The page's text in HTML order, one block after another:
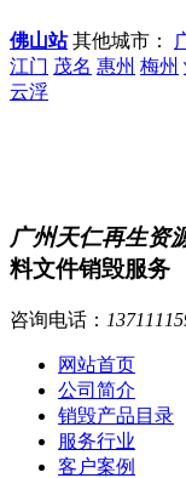
佛山站其他城市：
江门 茂名 惠州 梅州
云浮
广州天仁再生资
料文件销毁服务
咨询电话：
网站首页
公司简介
销毁产品目录
服务行业
客户案例